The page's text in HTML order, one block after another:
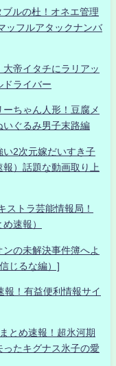
ルの杜！オネエ管理
ッフルアタックナンバ
帝イタチにラリアッ
ドライバー
ちゃん人形！豆腐メ
いぐるみ男子末路編
い2次元嫁だいすき子
）話題な動画取り上
ストラ芸能情報局！
速報）
の未解決事件簿へよ
じるな編）]
！有益便利情報サイ
とめ速報！超氷河期
たキグナス氷子の愛